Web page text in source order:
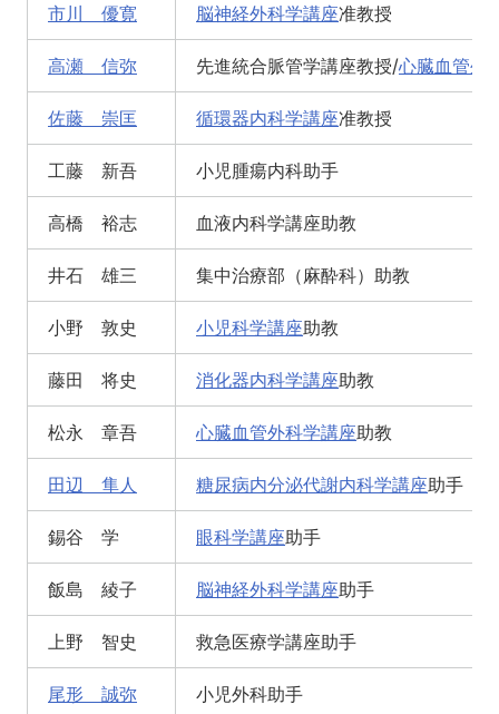
市川 優寛 脳神経外科学講座准教授
高瀬 信弥 先進統合脈管学講座教授/心臓血管外
佐藤 崇匡 循環器内科学講座准教授
工藤 新吾 小児腫瘍内科助手
高橋 裕志 血液内科学講座助教
井石 雄三 集中治療部（麻酔科）助教
小野 敦史 小児科学講座助教
藤田 将史 消化器内科学講座助教
松永 章吾 心臓血管外科学講座助教
田辺 隼人 糖尿病内分泌代謝内科学講座助手
錫谷 学 眼科学講座助手
飯島 綾子 脳神経外科学講座助手
上野 智史 救急医療学講座助手
尾形 誠弥 小児外科助手